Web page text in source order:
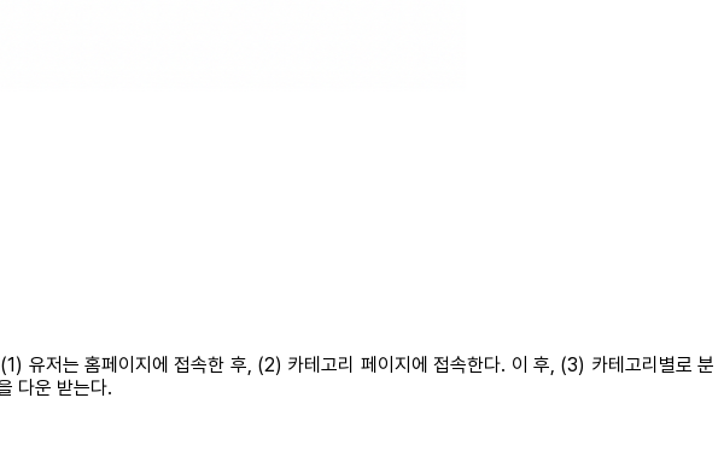
유저는 홈페이지에 접속한 후, (2) 카테고리 페이지에 접속한다. 이 후, (3) 카테고리별로 분
다운 받는다.